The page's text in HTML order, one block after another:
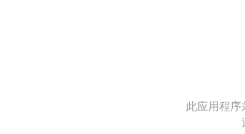
此应用程序